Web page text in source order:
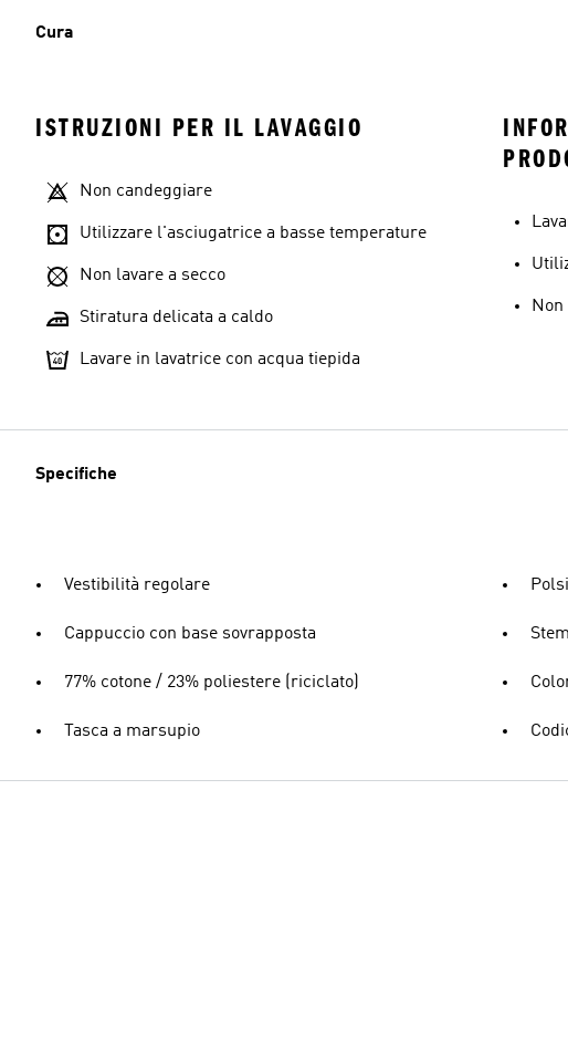
Cura
ISTRUZIONI PER IL LAVAGGIO
Non candeggiare
Utilizzare l'asciugatrice a basse temperature
Non lavare a secco
Stiratura delicata a caldo
Lavare in lavatrice con acqua tiepida
Specifiche
Vestibilità regolare
Cappuccio con base sovrapposta
77% cotone / 23% poliestere (riciclato)
Tasca a marsupio